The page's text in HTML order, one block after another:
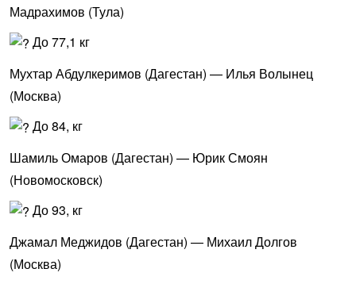
Мадрахимов (Тула)
До 77,1 кг
Мухтар Абдулкеримов (Дагестан) — Илья Волынец
(Москва)
До 84, кг
Шамиль Омаров (Дагестан) — Юрик Смоян
(Новомосковск)
До 93, кг
Джамал Меджидов (Дагестан) — Михаил Долгов
(Москва)